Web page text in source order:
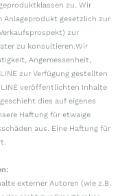
zu. Wir
Anlageprodukt gesetzlich zur
zur
zu konsultieren.Wir
Angemessenheit,
zur Verfügung gestellten
veröffentlichten Inhalte
dies auf eigenes
Haftung für etwaige
aus. Eine Haftung für
externer Autoren (wie z.B.